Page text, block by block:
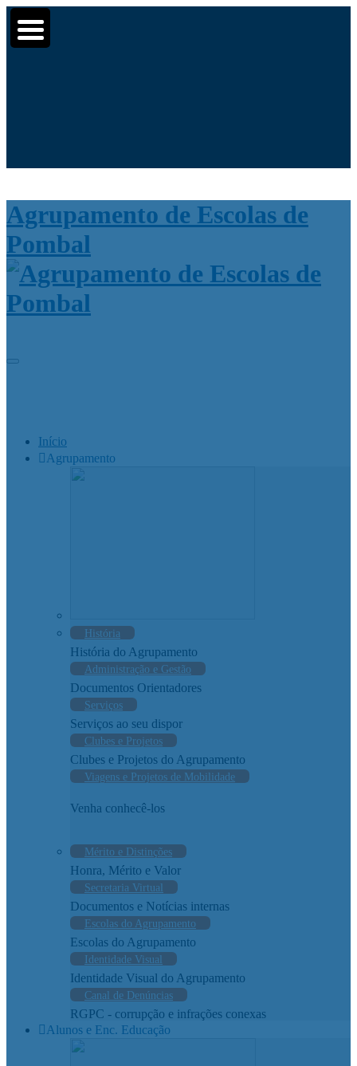
for:
Agrupamento de Escolas de
Pombal
Início
Agrupamento
História
História do Agrupamento
Administração e Gestão
Documentos Orientadores
Serviços
Serviços ao seu dispor
Clubes e Projetos
Clubes e Projetos do Agrupamento
Viagens e Projetos de Mobilidade
Venha conhecê-los
Mérito e Distinções
Honra, Mérito e Valor
Secretaria Virtual
Documentos e Notícias internas
Escolas do Agrupamento
Escolas do Agrupamento
Identidade Visual
Identidade Visual do Agrupamento
Canal de Denúncias
RGPC - corrupção e infrações conexas
Alunos e Enc. Educação